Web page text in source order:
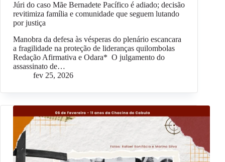
Júri do caso Mãe Bernadete Pacífico é adiado; decisão
revitimiza família e comunidade que seguem lutando
por justiça
Manobra da defesa às vésperas do plenário escancara
a fragilidade na proteção de lideranças quilombolas
Redação Afirmativa e Odara* O julgamento do
assassinato de…
fev 25, 2026